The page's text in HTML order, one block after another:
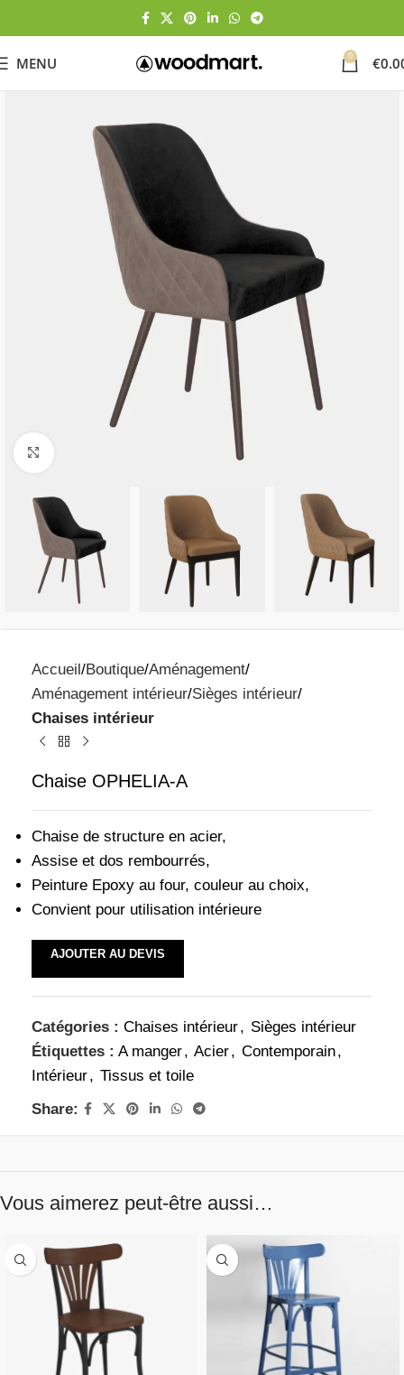
MENU 0 €
Accueil Boutique Aménagement
Aménagement intérieur Sièges intérieur
Chaises intérieur
Chaise OPHELIA-A
Chaise de structure en acier,
Assise et dos rembourrés,
Peinture Epoxy au four, couleur au choix,
Convient pour utilisation intérieure
AJOUTER AU DEVIS
Catégories : Chaises intérieur, Sièges intérieur
Étiquettes : A manger, Acier, Contemporain,
Intérieur, Tissus et toile
Share:
Vous aimerez peut-être aussi…